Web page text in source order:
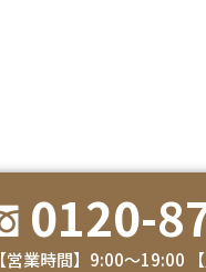
0120-
【営業時間】9:00～19:00